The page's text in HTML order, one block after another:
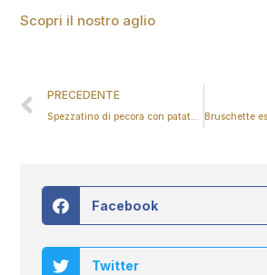
Scopri il nostro aglio
PRECEDENTE
Spezzatino di pecora con patate – Mangiare con gusto
Facebook
Twitter